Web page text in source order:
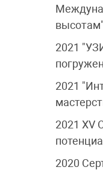
2021
2021
2021 XV
2020